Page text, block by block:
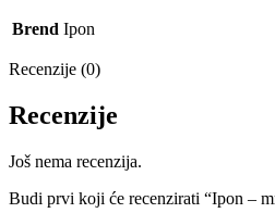
Brend Ipon
Recenzije (0)
Recenzije
Još nema recenzija.
Budi prvi koji će recenzirati “Ipon –